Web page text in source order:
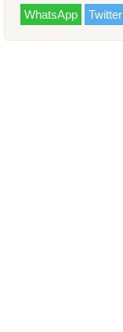
WhatsApp Twitter